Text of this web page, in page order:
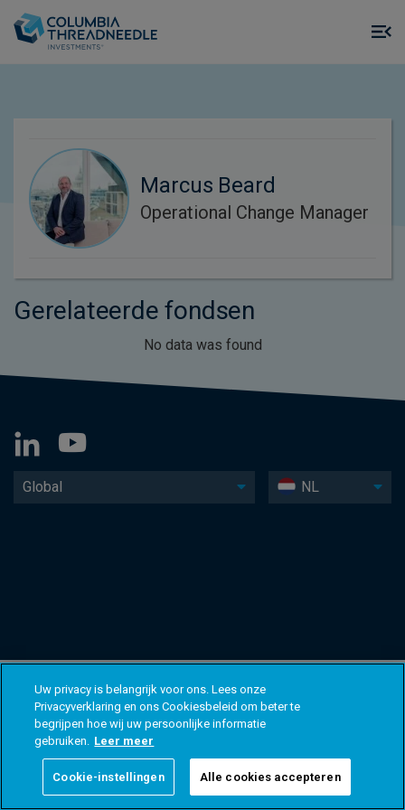
Marcus Beard
Operational Change Manager
Gerelateerde fondsen
No data was found
Global NL
Uw privacy is belangrijk voor ons. Lees onze
Privacyverklaring en ons Cookiesbeleid om beter te
begrijpen hoe wij uw persoonlijke informatie
gebruiken. Leer meer
Cookie-instellingen Alle cookies accepteren